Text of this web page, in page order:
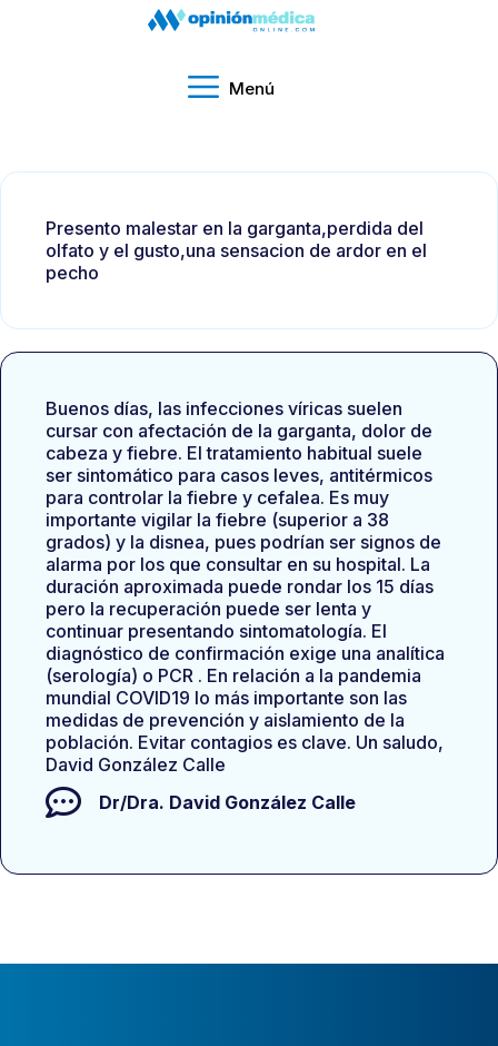
Menú
Presento malestar en la garganta,perdida del
olfato y el gusto,una sensacion de ardor en el
pecho
Buenos días, las infecciones víricas suelen
cursar con afectación de la garganta, dolor de
cabeza y fiebre. El tratamiento habitual suele
ser sintomático para casos leves, antitérmicos
para controlar la fiebre y cefalea. Es muy
importante vigilar la fiebre (superior a 38
grados) y la disnea, pues podrían ser signos de
alarma por los que consultar en su hospital. La
duración aproximada puede rondar los 15 días
pero la recuperación puede ser lenta y
continuar presentando sintomatología. El
diagnóstico de confirmación exige una analítica
(serología) o PCR . En relación a la pandemia
mundial COVID19 lo más importante son las
medidas de prevención y aislamiento de la
población. Evitar contagios es clave. Un saludo,
David González Calle
Dr/Dra. David González Calle